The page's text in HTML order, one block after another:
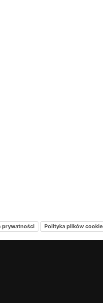
prywatności Polityka plików cookie